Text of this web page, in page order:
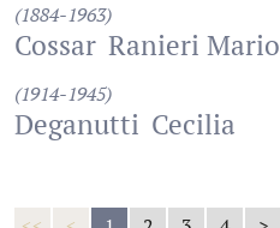
(1884-1963)
Cossar Ranieri Mario
(1914-1945)
Deganutti Cecilia